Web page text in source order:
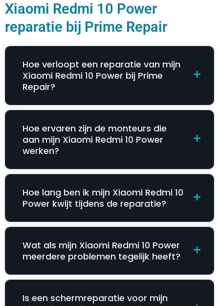
Xiaomi Redmi 10 Power
reparatie bij Prime Repair
Hoe verloopt een reparatie van mijn
Xiaomi Redmi 10 Power bij Prime
Repair?
Hoe ervaren zijn de monteurs die
aan mijn Xiaomi Redmi 10 Power
werken?
Hoe lang ben ik mijn Xiaomi Redmi 10
Power kwijt tijdens de reparatie?
Wat als mijn Xiaomi Redmi 10 Power
meerdere problemen tegelijk heeft?
Is een schermreparatie voor mijn